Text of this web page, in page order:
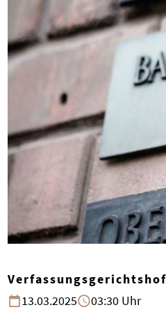
Verfassungsgerichtshof
13.03.2025
03:30 Uhr